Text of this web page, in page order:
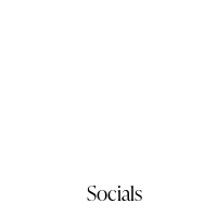
Socials